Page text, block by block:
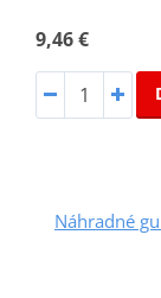
9,46 €
Náhradné